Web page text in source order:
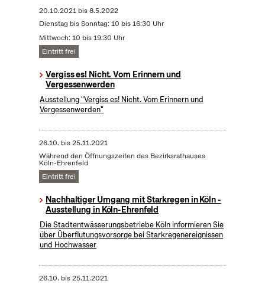
20.10.2021bis8.5.2022
Dienstag bis Sonntag: 10 bis 16:30 Uhr
Mittwoch: 10 bis 19:30 Uhr
Eintritt frei
Vergiss es! Nicht. Vom Erinnern und
Vergessenwerden
Ausstellung "Vergiss es! Nicht. Vom Erinnern und
Vergessenwerden"
26.10. bis25.11.2021
Während den Öffnungszeiten des Bezirksrathauses
Köln-Ehrenfeld
Eintritt frei
Nachhaltiger Umgang mit Starkregen in Köln -
Ausstellung in Köln-Ehrenfeld
Die Stadtentwässerungsbetriebe Köln informieren Sie
über Überflutungsvorsorge bei Starkregenereignissen
und Hochwasser
26.10. bis25.11.2021